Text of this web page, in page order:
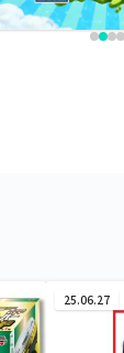
25.06.27